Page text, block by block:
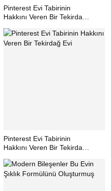
Pinterest Evi Tabirinin
Hakkını Veren Bir Tekirdağ
Pinterest Evi Tabirinin
Hakkını Veren Bir Tekirdağ